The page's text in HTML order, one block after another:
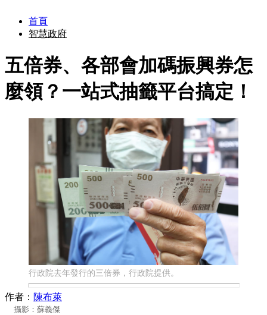
首頁
智慧政府
五倍券、各部會加碼振興券怎
麼領？一站式抽籤平台搞定！
行政院去年發行的三倍券，行政院提供。
作者： 陳布萊
攝影：蘇義傑